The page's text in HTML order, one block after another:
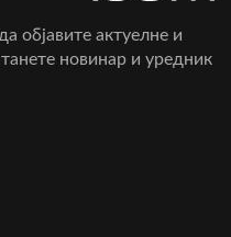
објавите актуелне и
новинар и уредник